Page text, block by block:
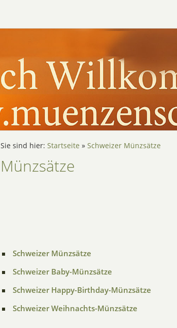
Sie sind hier: Startseite » Schweizer Münzsätze
Münzsätze
Schweizer Münzsätze
Schweizer Baby-Münzsätze
Schweizer Happy-Birthday-Münzsätze
Schweizer Weihnachts-Münzsätze